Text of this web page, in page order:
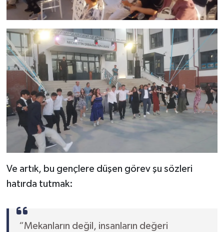
Ve artık, bu gençlere düşen görev şu sözleri
hatırda tutmak:
“Mekanların değil, insanların değeri